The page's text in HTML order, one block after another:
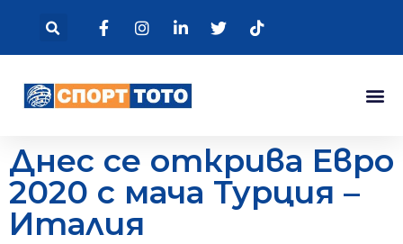
Днес се открива Евро
2020 с мача Турция –
Италия